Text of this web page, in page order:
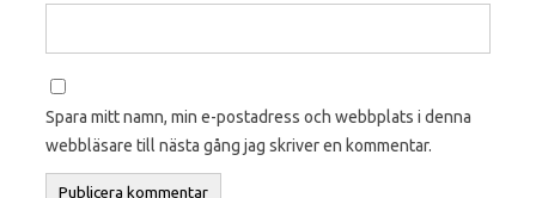
Spara mitt namn, min e-postadress och webbplats i denna
webbläsare till nästa gång jag skriver en kommentar.